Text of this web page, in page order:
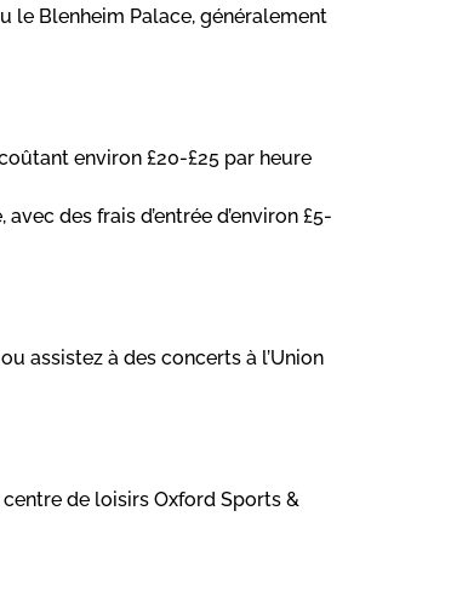
le Blenheim Palace, généralement
environ £20-£25 par heure
des frais d’entrée d’environ £5-
assistez à des concerts à l’Union
de loisirs Oxford Sports &